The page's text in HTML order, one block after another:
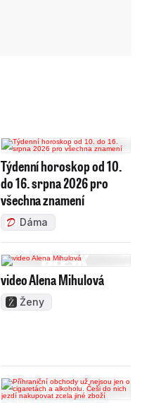
Týdenní horoskop od 10.
do 16. srpna 2026 pro
všechna znamení
Dáma
video Alena Mihulová
Ženy